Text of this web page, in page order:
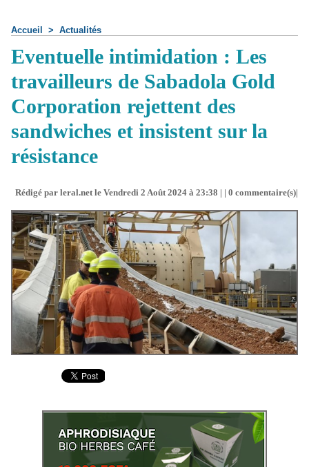
Accueil > Actualités
Eventuelle intimidation : Les
travailleurs de Sabadola Gold
Corporation rejettent des
sandwiches et insistent sur la
résistance
Rédigé par leral.net le Vendredi 2 Août 2024 à 23:38 | | 0 commentaire(s)|